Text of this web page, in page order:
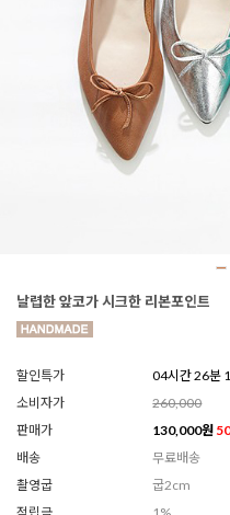
날렵한 앞코가 시크한 리본포인트
할인특가
04시간 26분
소비자가
260,000
판매가
130,000원
배송
무료배송
촬영굽
굽2cm